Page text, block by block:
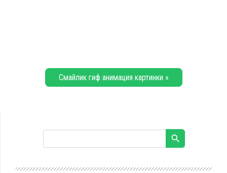
Смайлик гиф анимация картинки »